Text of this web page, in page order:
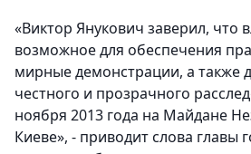
«Виктор Янукович заверил, что
возможное для обеспечения
мирные демонстрации, а также
честного и прозрачного
ноября 2013 года на Майдане
Киеве», - приводит слова главы